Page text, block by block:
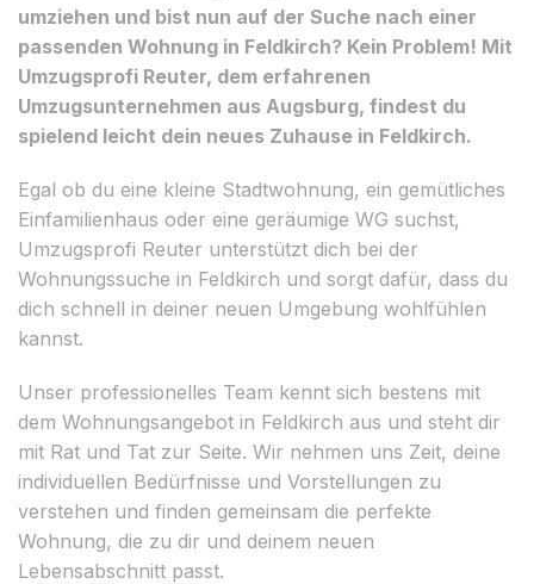
umziehen und bist nun auf der Suche nach einer
passenden Wohnung in Feldkirch? Kein Problem! Mit
Umzugsprofi Reuter, dem erfahrenen
Umzugsunternehmen aus Augsburg, findest du
spielend leicht dein neues Zuhause in Feldkirch.
Egal ob du eine kleine Stadtwohnung, ein gemütliches
Einfamilienhaus oder eine geräumige WG suchst,
Umzugsprofi Reuter unterstützt dich bei der
Wohnungssuche in Feldkirch und sorgt dafür, dass du
dich schnell in deiner neuen Umgebung wohlfühlen
kannst.
Unser professionelles Team kennt sich bestens mit
dem Wohnungsangebot in Feldkirch aus und steht dir
mit Rat und Tat zur Seite. Wir nehmen uns Zeit, deine
individuellen Bedürfnisse und Vorstellungen zu
verstehen und finden gemeinsam die perfekte
Wohnung, die zu dir und deinem neuen
Lebensabschnitt passt.